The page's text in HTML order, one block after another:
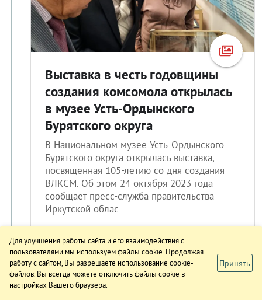
Выставка в честь годовщины
создания комсомола открылась
в музее Усть-Ордынского
Бурятского округа
В Национальном музее Усть-Ордынского
Бурятского округа открылась выставка,
посвященная 105-летию со дня создания
ВЛКСМ. Об этом 24 октября 2023 года
сообщает пресс-служба правительства
Иркутской облас
04.10.2023 10:36
Для улучшения работы сайта и его взаимодействия с
пользователями мы используем файлы cookie. Продолжая
работу с сайтом, Вы разрешаете использование cookie-
файлов. Вы всегда можете отключить файлы cookie в
настройках Вашего браузера.
Принять